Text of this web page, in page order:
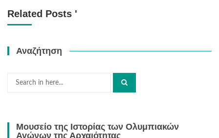
Related Posts '
Αναζήτηση
Search
Μουσείο της Ιστορίας των Ολυμπιακών
Αγώνων της Αρχαιότητας